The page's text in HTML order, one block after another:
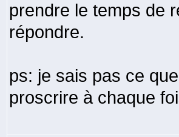
prendre le temps de
répondre.
ps: je sais pas ce
proscrire à chaque